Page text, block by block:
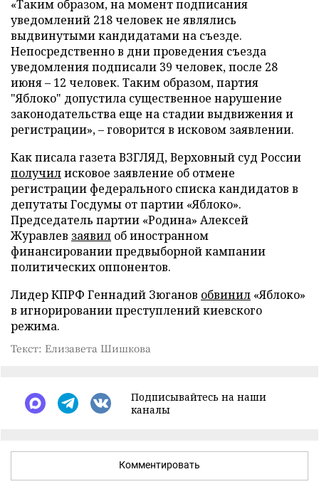
«Таким образом, на момент подписания
уведомлений 218 человек не являлись
выдвинутыми кандидатами на съезде.
Непосредственно в дни проведения съезда
уведомления подписали 39 человек, после 28
июня – 12 человек. Таким образом, партия
"Яблоко" допустила существенное нарушение
законодательства еще на стадии выдвижения и
регистрации», – говорится в исковом заявлении.
Как писала газета ВЗГЛЯД, Верховный суд России
получилисковое заявление об отмене
регистрации федерального списка кандидатов в
депутаты Госдумы от партии «Яблоко».
Председатель партии «Родина» Алексей
Журавлев заявил об иностранном
финансировании предвыборной кампании
политических оппонентов.
Лидер КПРФ Геннадий Зюганов обвинил «Яблоко»
в игнорировании преступлений киевского
режима.
Текст: Елизавета Шишкова
Подписывайтесь на наши
каналы
Комментировать